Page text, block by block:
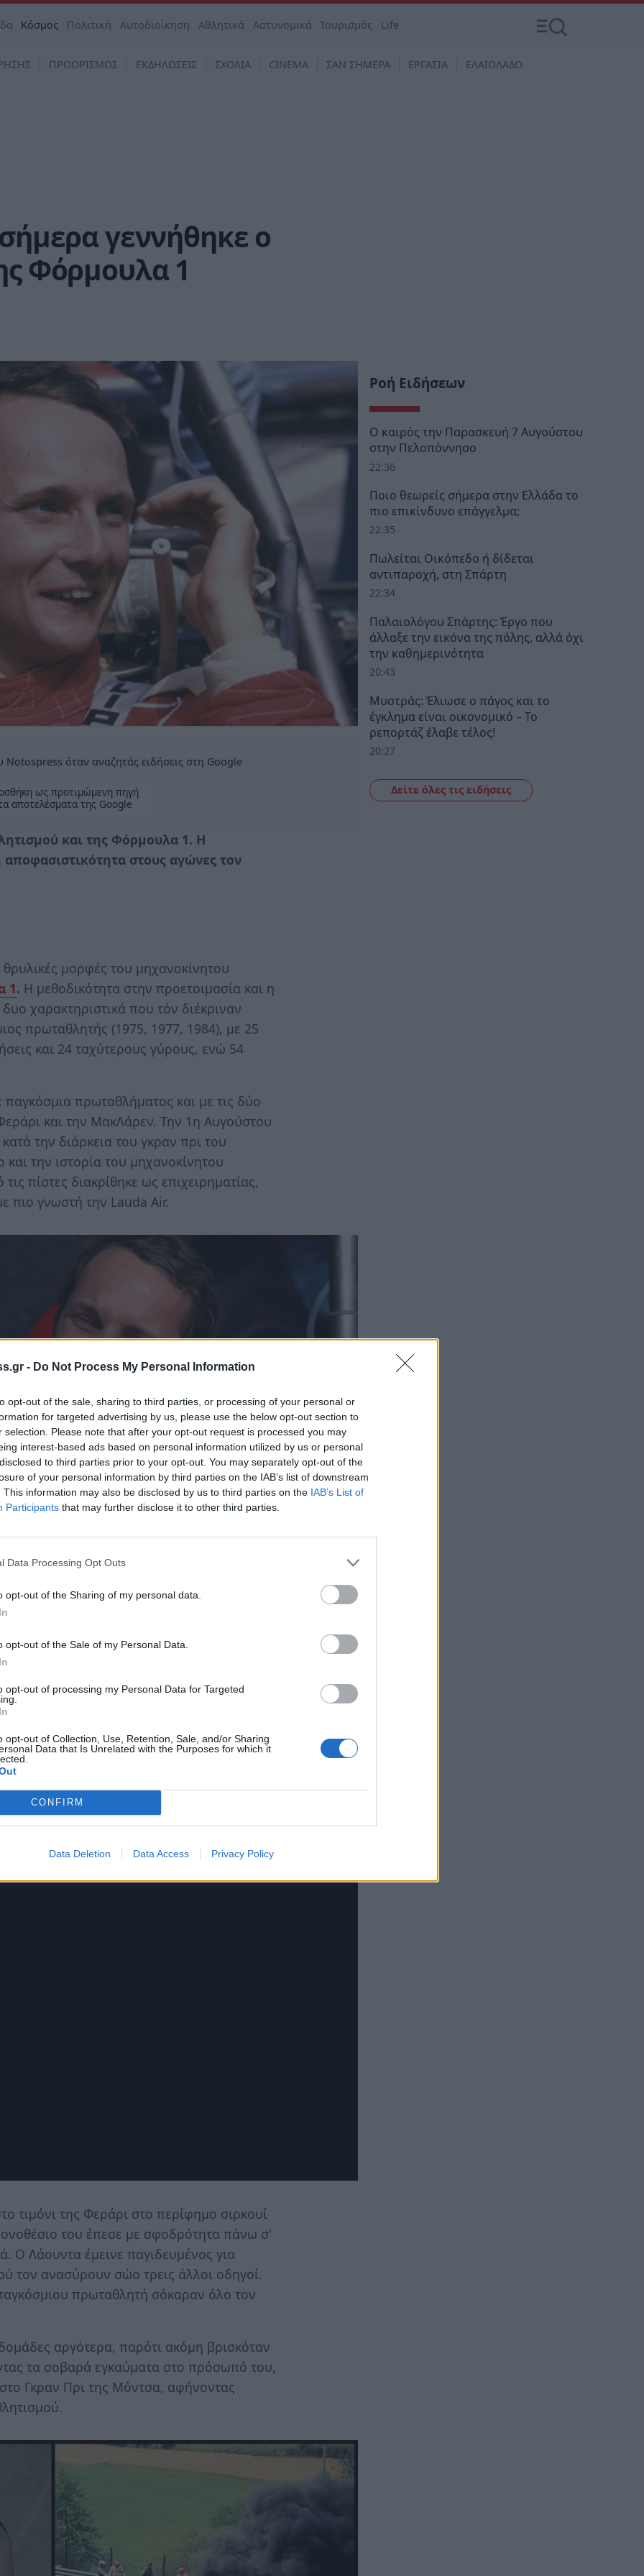
- Do Not Process My Personal Information
opt-out of the sale, sharing to third parties, or processing of your personal or
for targeted advertising by us, please use the below opt-out section to
selection. Please note that after your opt-out request is processed you may
interest-based ads based on personal information utilized by us or personal
to third parties prior to your opt-out. You may separately opt-out of the
of your personal information by third parties on the IAB’s list of downstream
This information may also be disclosed by us to third parties on the IAB’s List of
Participants that may further disclose it to other third parties.
Data Processing Opt Outs
opt-out of the Sharing of my personal data.
opt-out of the Sale of my Personal Data.
opt-out of processing my Personal Data for Targeted
opt-out of Collection, Use, Retention, Sale, and/or Sharing
Data that Is Unrelated with the Purposes for which it
CONFIRM
Data Deletion Data Access Privacy Policy
Κόσμος Πολιτική Αυτοδιοίκηση Αθλητικά Αστυνομικά Τουρισμός Life
ΠΡΟΟΡΙΣΜΟΣ ΕΚΔΗΛΩΣΕΙΣ ΣΧΟΛΙΑ CINEMA ΣΑΝ ΣΗΜΕΡΑ ΕΡΓΑΣΙΑ ΕΛΑΙΟΛΑΔΟ
γεννήθηκε ο
Φόρμουλα 1
όταν αναζητάς ειδήσεις στη Google
ως προτιμώμενη πηγή
αποτελέσματα της Google
και της Φόρμουλα 1. Η
στους αγώνες τον
μορφές του μηχανοκίνητου
1. Η μεθοδικότητα στην προετοιμασία και η
χαρακτηριστικά που τόν διέκριναν
πρωταθλητής (1975, 1977, 1984), με 25
και 24 ταχύτερους γύρους, ενώ 54
πρωταθλήματος και με τις δύο
και την ΜακΛάρεν. Την 1η Αυγούστου
την διάρκεια του γκραν πρι του
την ιστορία του μηχανοκίνητου
πίστες διακρίθηκε ως επιχειρηματίας,
πιο γνωστή την Lauda Air.
στις
οικογένειας της αυστριακής πρωτεύουσας.
στα 20 του, ήταν ο καθοριστικός
το σπορ του αυτοκινήτου. Η απόφασή του
αποφασιστικότητα και η πειθώ του
1 με την ομάδα της Μαρτς και το 1974
αναδιοργάνωση. Τον επόμενο χρόνο
με την ποιότητα του μονοθεσίου
τιμόνι της Φεράρι στο περίφημο σιρκουί
του έπεσε με σφοδρότητα πάνω σ'
Ο Λάουντα έμεινε παγιδευμένος για
τον ανασύρουν σώο τρεις άλλοι οδηγοί.
πρωταθλητή σόκαραν όλο τον
αργότερα, παρότι ακόμη βρισκόταν
τα σοβαρά εγκαύματα στο πρόσωπό του,
Γκραν Πρι της Μόντσα, αφήνοντας
Ροή Ειδήσεων
Ο καιρός την Παρασκευή 7 Αυγούστου
στην Πελοπόννησο
22:36
Ποιο θεωρείς σήμερα στην Ελλάδα το
πιο επικίνδυνο επάγγελμα;
22:35
Πωλείται Οικόπεδο ή δίδεται
αντιπαροχή, στη Σπάρτη
22:34
Παλαιολόγου Σπάρτης: Έργο που
άλλαξε την εικόνα της πόλης, αλλά όχι
την καθημερινότητα
20:43
Μυστράς: Έλιωσε ο πάγος και το
έγκλημα είναι οικονομικό – Το
ρεπορτάζ έλαβε τέλος!
20:27
Δείτε όλες τις ειδήσεις